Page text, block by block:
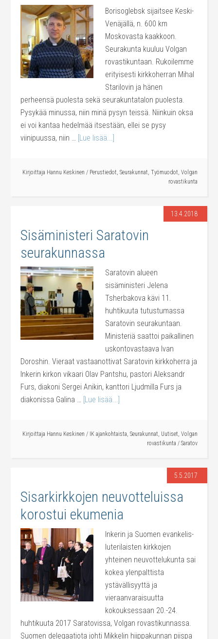
Borisoglebsk sijaitsee Keski-
Venäjällä, n. 600 km
Moskovasta kaakkoon.
Seurakunta kuuluu Volgan
rovastikuntaan. Rukoilemme
erityisesti kirkkoherran Mihal
Starilovin ja hänen
perheensä puolesta sekä seurakuntatalon puolesta.
Pysykää minussa, niin minä pysyn teissä. Niinkuin oksa
ei voi kantaa hedelmää itsestään, ellei se pysy
viinipuussa, niin … [Lue lisää...]
Kirjoittaja Hannu Keskinen / Perustiedot, Seurakunnat, Työmuodot, Volgan
rovastikunta
13.4.2018
Sisäministeri Saratovin
seurakunnassa
Saratovin alueen
sisäministeri Jelena
Tsherbakova kävi 11.
huhtikuuta tutustumassa
Saratovin seurakuntaan.
Ministeriä saattoi paikallinen
uskontovastaava Ivan
Doroshin. Vieraat vastaanottivat Saratovin kirkkoherra ja
Inkerin kirkon vikaari Olav Pantshu, pastori Aleksandr
Furs, diakoni Sergei Anikin, kanttori Ljudmilla Furs ja
diakonissa Galina … [Lue lisää...]
Kirjoittaja Hannu Keskinen / IK ajankohtaista, Seurakunnat, Uutiset, Volgan
rovastikunta / Saratov
5.5.2017
Sisarkirkkojen neuvotteluissa
korostui ekumenia
Inkerin ja Suomen evankelis-
luterilaisten kirkkojen
yhteinen neuvottelukunta sai
kokea ylenpalttista
ystävällisyyttä ja
vieraanvaraisuutta
kokouksessaan 20.-24.
huhtikuuta 2017 Saratovissa, Volgan rovastikunnassa.
Suomen delegaatiota johti Mikkelin hiippakunnan piispa